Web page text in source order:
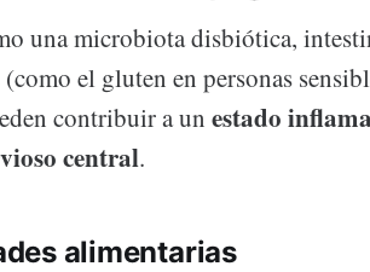
una microbiota disbiótica,
el gluten en personas
contribuir a unestado
central.
alimentarias